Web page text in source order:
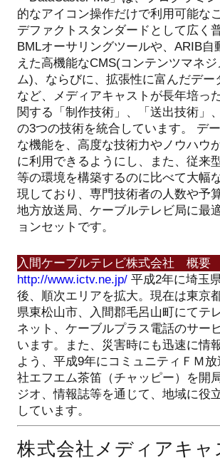
的なアイコン操作だけで利用可能な
デファクトスタンダードとして広く
BMLオーサリングツールや、ARIB自
えた高機能なCMS(コンテンツマネ
ム)、ならびに、拡張性に富んだデー
など、メディアキャストが長年培っ
関する「制作技術」、「送出技術」
の3つの技術を統合しています。
デ
な機能を、高度な技術力やノウハウ
に利用できるようにし、また、従来
等の環境を構築するのに比べて大幅
現しており、専門技術者の人数や予
地方放送局、ケーブルテレビ局に最
ョンセットです。
入間ケーブルテレビ株式会社 概要
http://www.ictv.ne.jp/ 平成2年に埼玉
後、順次エリアを拡大。現在は東京
県東松山市、入間郡毛呂山町にてテ
ネット、ケーブルプラス電話のサー
います。また、災害時にも迅速に情
よう、平成9年にコミュニティＦＭ
社エフエム茶笛（チャッピー）を開
ジオ、情報誌等を通じて、地域に役
しています。
株式会社メディアキ